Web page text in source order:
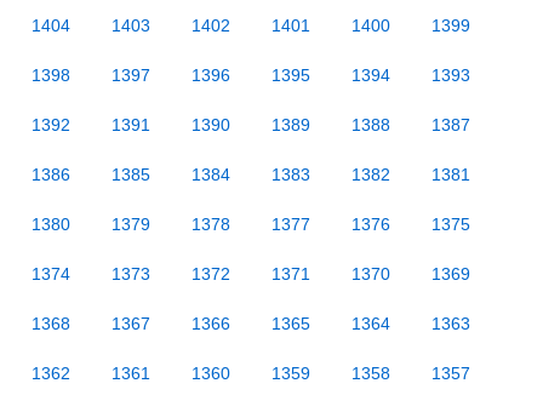
1404 1403 1402 1401 1400 1399
1398 1397 1396 1395 1394 1393
1392 1391 1390 1389 1388 1387
1386 1385 1384 1383 1382 1381
1380 1379 1378 1377 1376 1375
1374 1373 1372 1371 1370 1369
1368 1367 1366 1365 1364 1363
1362 1361 1360 1359 1358 1357